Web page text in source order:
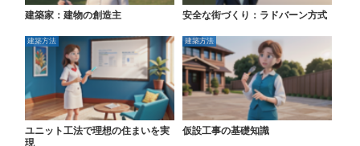
建築家：建物の創造主 安全な街づくり：ラドバーン方式
建築方法
ユニット工法で理想の住まいを実
現
建築方法
仮設工事の基礎知識